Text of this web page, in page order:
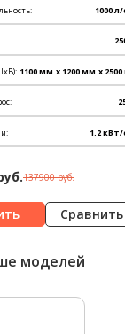
1000
1100 мм x 1200 мм x
1.2 кВт/
137900 руб.
Сравнить
моделей